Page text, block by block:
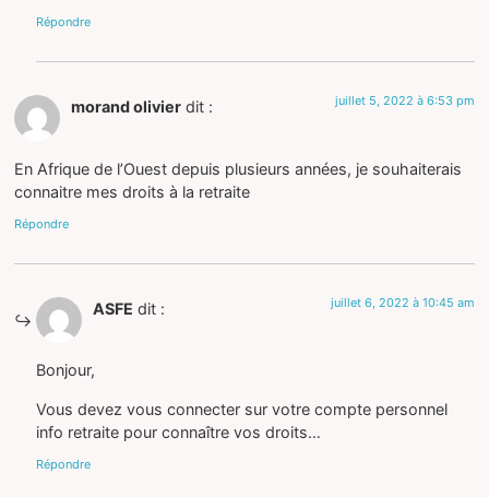
Répondre
morand olivier dit : juillet 5, 2022 à 6:53 pm
En Afrique de l’Ouest depuis plusieurs années, je souhaiterais
connaitre mes droits à la retraite
Répondre
ASFE dit : juillet 6, 2022 à 10:45 am
Bonjour,
Vous devez vous connecter sur votre compte personnel
info retraite pour connaître vos droits…
Répondre